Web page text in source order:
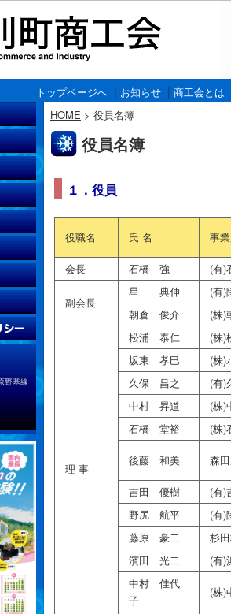
トップページへ| お知らせ| 商工会とは
野基線
HOME > 役員名簿
役員名簿
１．役員
役職名 氏 名 事
会長 石橋 強 (有)
副会長
星 典伸
(有)
朝倉 俊介
(株)
理 事
松浦 泰仁
(株)
坂東 孝巳
(株)
久保 昌之
(有)
中村 昇道
(株)
石橋 堂裕
(株)
後藤 和美 森
吉田 優樹
(有)
野尻 航平
(有)
藤原 豪二
杉
濱田 光二
(有)
中村 佳代
子
(株)